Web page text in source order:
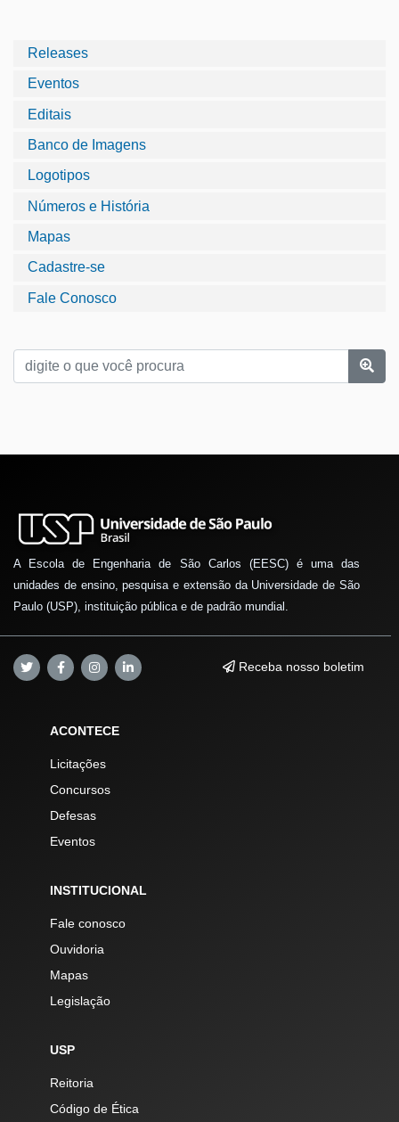
Releases
Eventos
Editais
Banco de Imagens
Logotipos
Números e História
Mapas
Cadastre-se
Fale Conosco
A Escola de Engenharia de São Carlos (EESC) é uma das
unidades de ensino, pesquisa e extensão da Universidade de São
Paulo (USP), instituição pública e de padrão mundial.
Receba nosso boletim
ACONTECE
Licitações
Concursos
Defesas
Eventos
INSTITUCIONAL
Fale conosco
Ouvidoria
Mapas
Legislação
USP
Reitoria
Código de Ética